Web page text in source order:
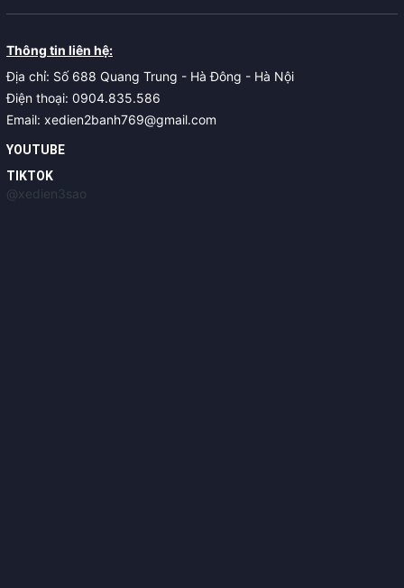
Thông tin liên hệ:
Địa chỉ: Số 688 Quang Trung - Hà Đông - Hà Nội
Điện thoại: 0904.835.586
Email: xedien2banh769@gmail.com
YOUTUBE
TIKTOK
@xedien3sao